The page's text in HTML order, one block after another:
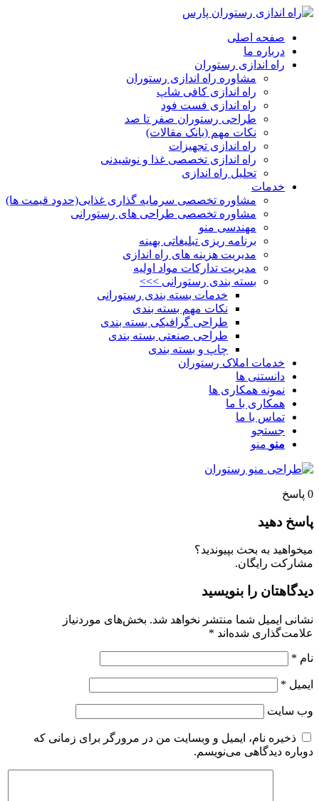
صفحه اصلی
درباره ما
راه اندازی رستوران
مشاوره راه اندازی رستوران
راه اندازی کافی شاپ
راه اندازی فست فود
طراحی رستوران صفر تا صد
نکات مهم (بانک مقالات)
راه اندازی تجهیزات
راه اندازی تخصصی غذا و نوشیدنی
تحلیل راه اندازی
خدمات
مشاوره تخصصی سرمایه گذاری غذایی(حدود قیمت ها)
مشاوره تخصصی طراحی های رستورانی
مهندسی منو
برنامه ریزی تبلیغاتی بهینه
مدیریت هزینه های راه اندازی
مدیریت تدارکات مواد اولیه
بسته بندی رستورانی >>>
خدمات بسته بندی رستورانی
نکات مهم بسته بندی
طراحی گرافیکی بسته بندی
طراحی صنعتی بسته بندی
چاپ و بسته بندی
خدمات املاک رستوران
دانستنی ها
نمونه همکاری ها
همکاری با ما
تماس با ما
جستجو
منو منو
پاسخ
دهید
به بحث بپیوندید؟
رایگان.
را بنویسید
ایمیل شما منتشر نخواهد شد. بخش‌های موردنیاز
شده‌اند*
*
*
سایت
ذخیره نام، ایمیل و وبسایت من در مرورگر برای زمانی که
دیدگاهی می‌نویسم.